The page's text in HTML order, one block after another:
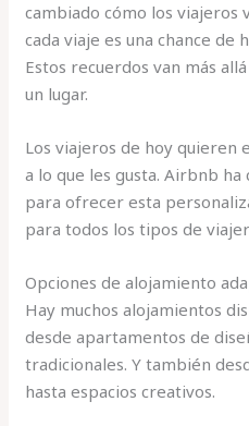
cambiado cómo los viajeros
cada viaje es una chance de
Estos recuerdos van más
un lugar.
Los viajeros de hoy quieren
a lo que les gusta. Airbnb
para ofrecer esta
para todos los tipos de
Opciones de alojamiento
Hay muchos alojamientos
desde apartamentos de
tradicionales. Y también
hasta espacios creativos.